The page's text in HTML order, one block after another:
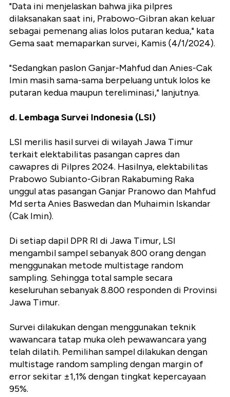
"Data ini menjelaskan bahwa jika pilpres
dilaksanakan saat ini, Prabowo-Gibran akan keluar
sebagai pemenang alias lolos putaran kedua," kata
Gema saat memaparkan survei, Kamis (4/1/2024).
"Sedangkan paslon Ganjar-Mahfud dan Anies-Cak
Imin masih sama-sama berpeluang untuk lolos ke
putaran kedua maupun tereliminasi," lanjutnya.
d. Lembaga Survei Indonesia (LSI)
LSI merilis hasil survei di wilayah Jawa Timur
terkait elektabilitas pasangan capres dan
cawapres di Pilpres 2024. Hasilnya, elektabilitas
Prabowo Subianto-Gibran Rakabuming Raka
unggul atas pasangan Ganjar Pranowo dan Mahfud
Md serta Anies Baswedan dan Muhaimin Iskandar
(Cak Imin).
Di setiap dapil DPR RI di Jawa Timur, LSI
mengambil sampel sebanyak 800 orang dengan
menggunakan metode multistage random
sampling. Sehingga total sample secara
keseluruhan sebanyak 8.800 responden di Provinsi
Jawa Timur.
Survei dilakukan dengan menggunakan teknik
wawancara tatap muka oleh pewawancara yang
telah dilatih. Pemilihan sampel dilakukan dengan
multistage random sampling dengan margin of
error sekitar ±1,1% dengan tingkat kepercayaan
95%.